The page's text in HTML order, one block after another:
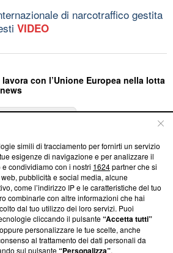
di narcotraffico gestita
VIDEO
con l’Unione Europea nella lotta
trasparenti su Blasting
editoriali e su come ci impegniamo a
afferma la nostra aderenza a
Integrity’Blasting News non è
ma ha richiesto di farne
ha ancora effettuato una verifica di
simili di tracciamento per fornirti un servizio
esigenze di navigazione e per analizzare il
condividiamo con i nostri 1624partner che si
pubblicità e social media, alcune
come l’indirizzo IP e le caratteristiche del tuo
combinarle con altre informazioni che hai
dal tuo utilizzo dei loro servizi. Puoi
cliccando il pulsante“Accetta tutti”
personalizzare le tue scelte, anche
al trattamento dei dati personali da
sul pulsante“Personalizza”.